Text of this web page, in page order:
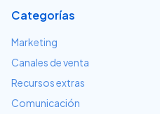
Categorías
Marketing
Canales de venta
Recursos extras
Comunicación